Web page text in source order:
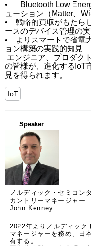
•	Bluetooth Low Energyを超えた次世代ワイヤレスソリ
ューション（Matter、
•    戦略的買収がもたら
ースのデバイス管理の
•    よりスマートで省電
ョン構築の実践的知見
の皆様が、進化するIoT
見を得られます。
IoT
Speaker
ノルディック・セミコン
カントリーマネージャー
John Kenney
2022年よりノルディック
マネージャーを務め、日
有する。